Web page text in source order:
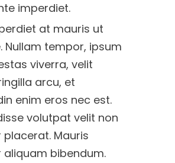
imperdiet.
at mauris ut
Nullam tempor, ipsum
viverra, velit
arcu, et
enim eros nec est.
volutpat velit non
Mauris
bibendum.